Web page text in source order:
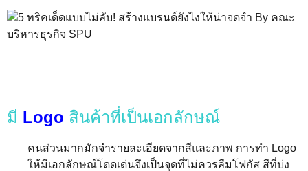
มี Logo สินค้าที่เป็นเอกลักษณ์
คนส่วนมากมักจำรายละเอียดจากสีและภาพ การทำ Logo
ให้มีเอกลักษณ์โดดเด่นจึงเป็นจุดที่ไม่ควรลืมโฟกัส สีที่บ่ง